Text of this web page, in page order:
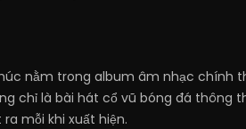
nằm trong album âm nhạc chính
chỉ là bài hát cổ vũ bóng đá thông
mỗi khi xuất hiện.